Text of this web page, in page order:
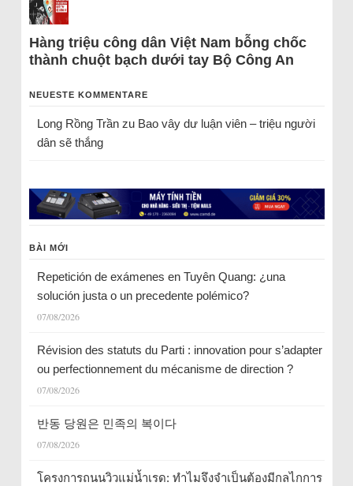
Hàng triệu công dân Việt Nam bỗng chốc
thành chuột bạch dưới tay Bộ Công An
NEUESTE KOMMENTARE
Long Rồng Trầnzu Bao vây dư luận viên – triệu người
dân sẽ thắng
BÀI MỚI
Repetición de exámenes en Tuyên Quang: ¿una
solución justa o un precedente polémico?
07/08/2026
Révision des statuts du Parti : innovation pour s’adapter
ou perfectionnement du mécanisme de direction ?
07/08/2026
반동 당원은 민족의 복이다
07/08/2026
โครงการถนนวิวแม่น้ำเรด: ทำไมจึงจำเป็นต้องมีกลไกการ